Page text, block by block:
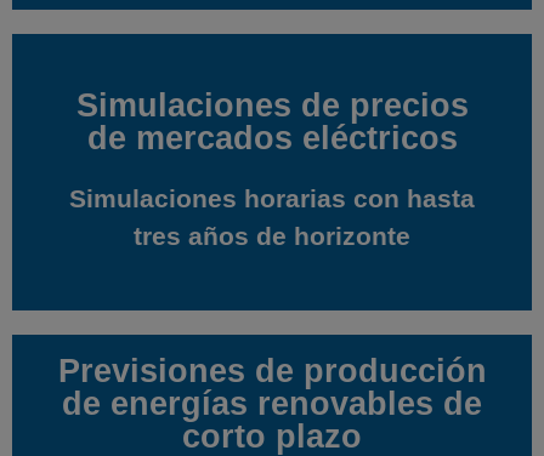
Simulaciones de precios
de mercados eléctricos
Simulaciones horarias con hasta
tres años de horizonte
Simulaciones de precios
de mercados eléctricos
Simulaciones horarias con hasta
tres años de horizonte
Previsiones de producción
de energías renovables de
corto plazo
Previsiones de producción
de energías renovables de
corto plazo